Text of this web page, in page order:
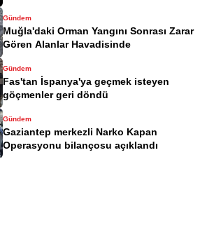
Gündem
Muğla'daki Orman Yangını Sonrası Zarar
Gören Alanlar Havadisinde
Gündem
Fas'tan İspanya'ya geçmek isteyen
göçmenler geri döndü
Gündem
Gaziantep merkezli Narko Kapan
Operasyonu bilançosu açıklandı